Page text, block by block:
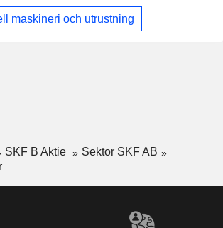
maskineri och utrustning
SKF B Aktie
Sektor SKF AB